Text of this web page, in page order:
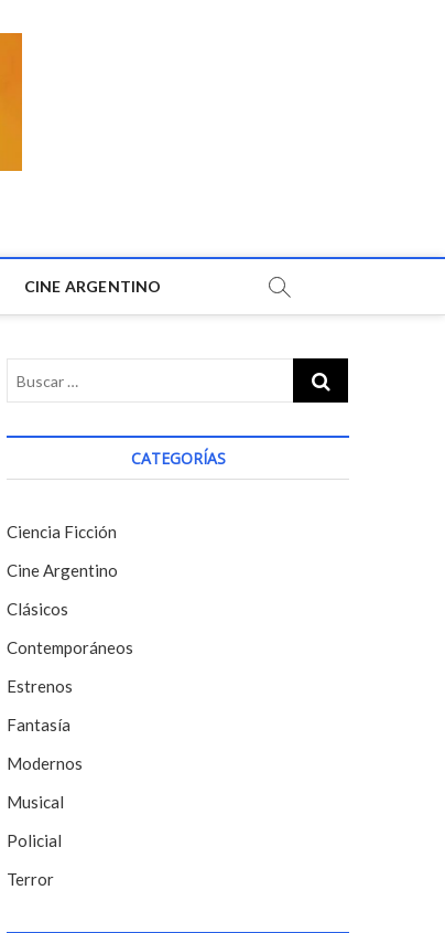
CINE ARGENTINO
CATEGORÍAS
Ciencia Ficción
Cine Argentino
Clásicos
Contemporáneos
Estrenos
Fantasía
Modernos
Musical
Policial
Terror